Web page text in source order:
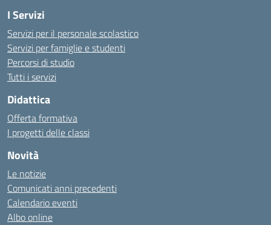
I Servizi
Servizi per il personale scolastico
Servizi per famiglie e studenti
Percorsi di studio
Tutti i servizi
Didattica
Offerta formativa
I progetti delle classi
Novità
Le notizie
Comunicati anni precedenti
Calendario eventi
Albo online